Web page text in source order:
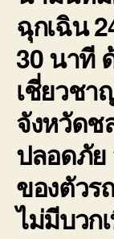
ฉุกเฉิน
30 นาที
เชี่ยวชา
จังหวัดช
ปลอดภัย
ของตัวร
ไม่มีบวก